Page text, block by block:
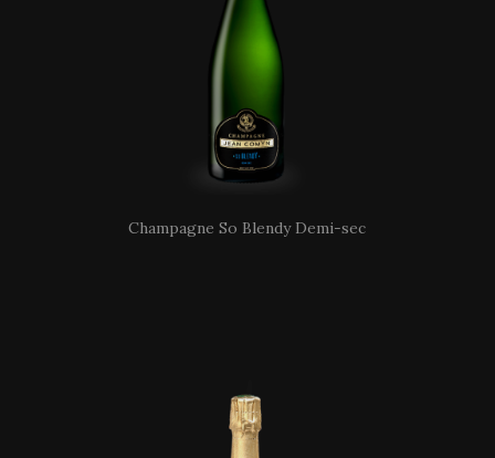
Champagne So Blendy Demi-sec